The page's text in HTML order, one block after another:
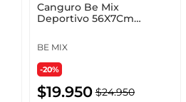
Canguro Be Mix
Deportivo 56X7Cm
BE MIX
-20%
$19.950 $24.950